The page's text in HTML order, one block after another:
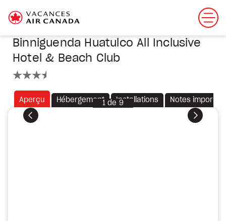
Binniguenda Huatulco All Inclusive
Hotel & Beach Club
Aperçu Hébergement Installations Notes
Précédent Suivant
1 de 9